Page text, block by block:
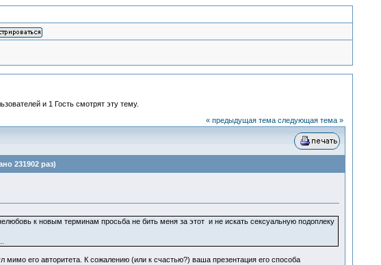
и 1 Гость смотрят эту тему.
« предыдущая тема следующая тема »
231902 раз)
к новым терминам просьба не бить меня за этот и не искать сексуальную подоплеку
его авторитета. К сожалению (или к счастью?) ваша презентация его способа